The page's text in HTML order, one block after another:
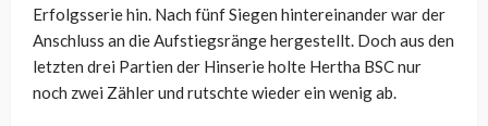
Erfolgsserie hin. Nach fünf Siegen hintereinander war der
Anschluss an die Aufstiegsränge hergestellt. Doch aus den
letzten drei Partien der Hinserie holte Hertha BSC nur
noch zwei Zähler und rutschte wieder ein wenig ab.